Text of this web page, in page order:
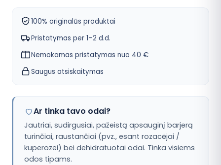
Atstatomasis
Veido
Tonikas
100% originalūs produktai
Pristatymas per 1–2 d.d.
Nemokamas pristatymas nuo 40 €
Saugus atsiskaitymas
Ar tinka tavo odai?
Jautriai, sudirgusiai, pažeistą apsauginį barjerą
turinčiai, raustančiai (pvz., esant rozacėjai /
kuperozei) bei dehidratuotai odai. Tinka visiems
odos tipams.